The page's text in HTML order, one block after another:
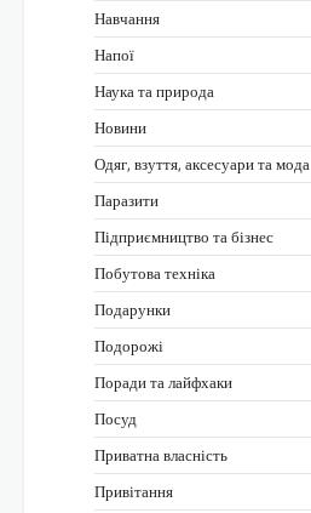
Навчання
Напої
Наука та природа
Новини
Одяг, взуття, аксесуари та мода
Паразити
Підприємництво та бізнес
Побутова техніка
Подарунки
Подорожі
Поради та лайфхаки
Посуд
Приватна власність
Привітання